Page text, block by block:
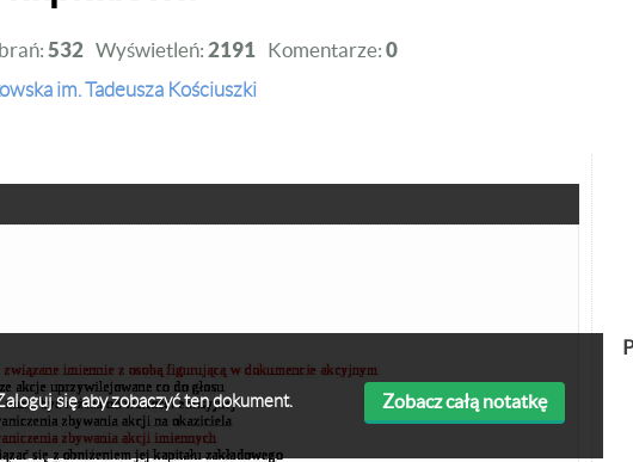
532 Wyświetleń: 2191 Komentarze: 0
im. Tadeusza Kościuszki
się aby zobaczyć ten dokument. Zobacz całą notatkę